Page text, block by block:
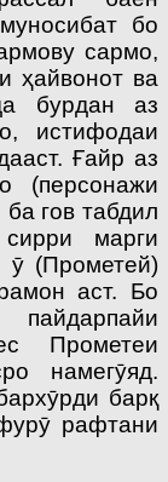
бо
сармо,
ҳайвонот ва
бурдан аз
истифодаи
Ғайр аз
(персонажи
гов табдил
марги
ӯ (Прометей)
аст. Бо
Прометеи
намегӯяд.
барқ
рафтани